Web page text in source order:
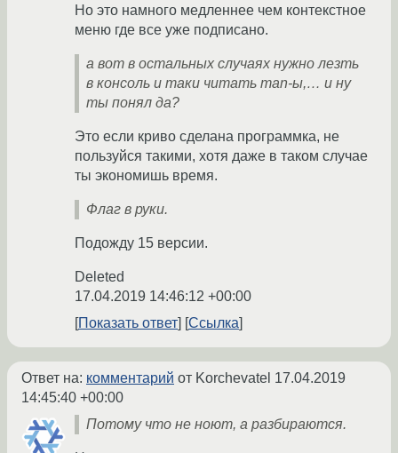
Но это намного медленнее чем контекстное
меню где все уже подписано.
а вот в остальных случаях нужно лезть
в консоль и таки читать man-ы,… и ну
ты понял да?
Это если криво сделана программка, не
пользуйся такими, хотя даже в таком случае
ты экономишь время.
Флаг в руки.
Подожду 15 версии.
Deleted
17.04.2019 14:46:12 +00:00
Показать ответ
Ссылка
Ответ на: комментарий от Korchevatel 17.04.2019
14:45:40 +00:00
Потому что не ноют, а разбираются.